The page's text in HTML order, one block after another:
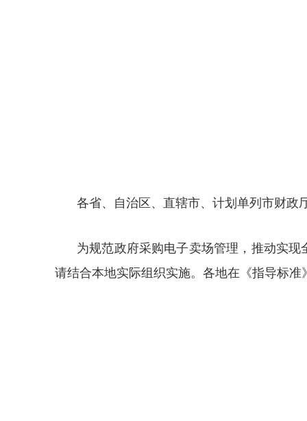
各省、自治区、直辖市、计划单列市财政
为规范政府采购电子卖场管理，推动实
请结合本地实际组织实施。各地在《指导标